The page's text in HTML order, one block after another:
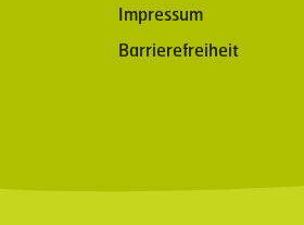
Impressum
Barrierefreiheit